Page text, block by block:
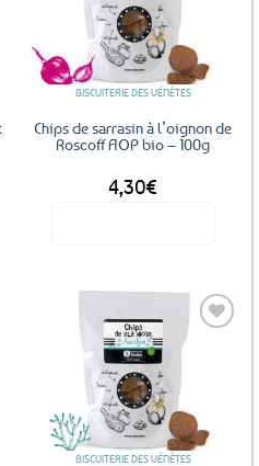
BISCUITERIE DES VÉNÈTES
Chips de sarrasin à l’oignon de
Roscoff AOP bio – 100g
4,30€
BISCUITERIE DES VÉNÈTES